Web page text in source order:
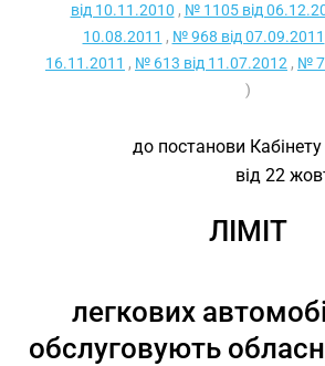
від 10.11.2010 , № 1105 від
10.08.2011 , № 968 від 07.09.2011
16.11.2011 , № 613 від 11.07.2012 , №
)
до постанови Кабінету
від 22
ЛІМІТ
легкових
обслуговують